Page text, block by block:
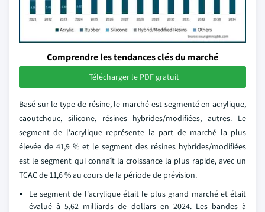
Comprendre les tendances clés du marché
Télécharger le PDF gratuit
Basé sur le type de résine, le marché est segmenté en acrylique,
caoutchouc, silicone, résines hybrides/modifiées, autres. Le
segment de l'acrylique représente la part de marché la plus
élevée de 41,9 % et le segment des résines hybrides/modifiées
est le segment qui connaît la croissance la plus rapide, avec un
TCAC de 11,6 % au cours de la période de prévision.
Le segment de l'acrylique était le plus grand marché et était
évalué à 5,62 milliards de dollars en 2024. Les bandes à